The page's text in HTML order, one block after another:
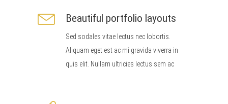
Beautiful portfolio layouts
Sed sodales vitae lectus nec lobortis.
Aliquam eget est ac mi gravida viverra in
quis elit. Nullam ultricies lectus sem ac